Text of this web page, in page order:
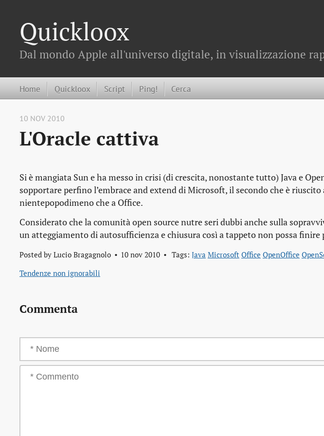
Quickloox
Dal mondo Apple all'universo digitale, in visualizzazione
Home Quickloox Script Ping! Cerca
10 NOV 2010
L'Oracle cattiva
Si è mangiata Sun e ha messo in crisi (di crescita, nonostante tutto) Java e
sopportare perfino l’embrace and extend di Microsoft, il secondo che è
nientepopodimeno che a Office.
Considerato che la comunità open source nutre seri dubbi anche sulla
un atteggiamento di autosufficienza e chiusura così a tappeto non possa
Posted by Lucio Bragagnolo 10 nov 2010 Tags: Java Microsoft Office OpenOffice
Tendenze non ignorabili
Commenta